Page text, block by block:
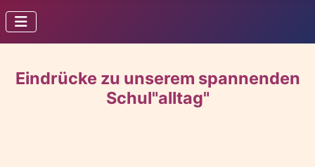
Eindrücke zu unserem spannenden
Schul"alltag"